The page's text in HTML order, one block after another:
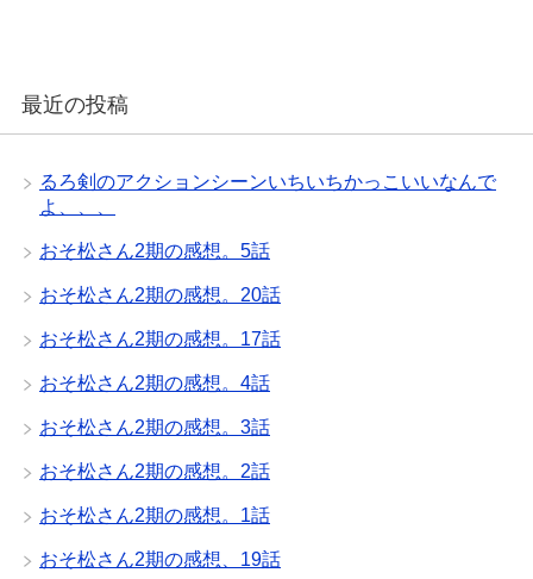
最近の投稿
るろ剣のアクションシーンいちいちかっこいいなんで
よ、、、
おそ松さん2期の感想。5話
おそ松さん2期の感想。20話
おそ松さん2期の感想。17話
おそ松さん2期の感想。4話
おそ松さん2期の感想。3話
おそ松さん2期の感想。2話
おそ松さん2期の感想。1話
おそ松さん2期の感想、19話